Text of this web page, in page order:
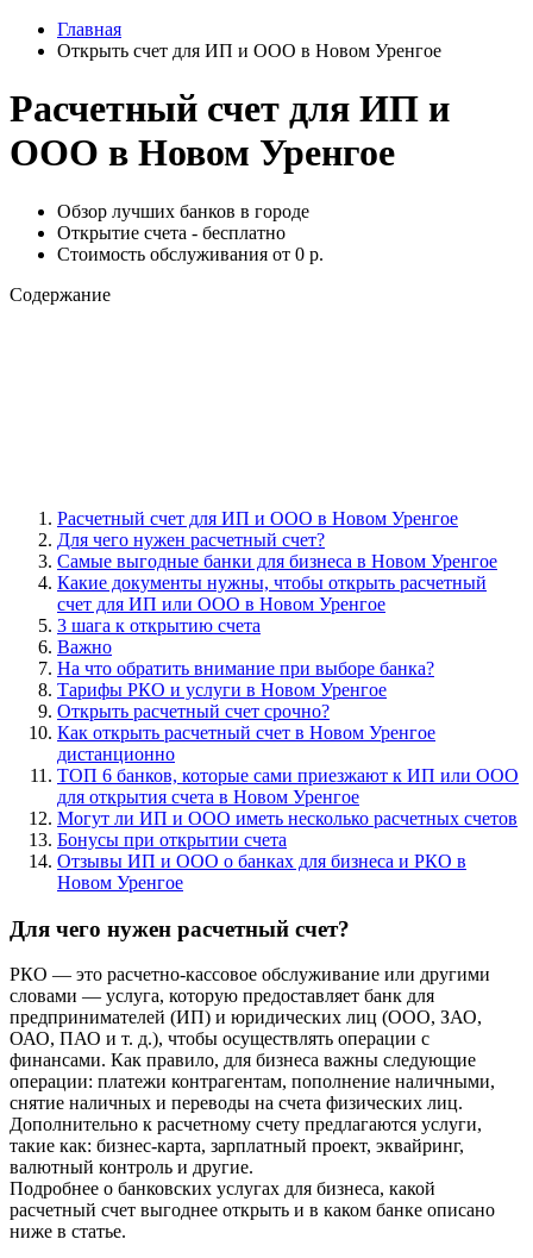
Главная
Открыть счет для ИП и ООО в Новом Уренгое
Расчетный счет для ИП и
ООО в Новом Уренгое
Обзор лучших банков в городе
Открытие счета - бесплатно
Стоимость обслуживания от 0 р.
Содержание
Расчетный счет для ИП и ООО в Новом Уренгое
Для чего нужен расчетный счет?
Самые выгодные банки для бизнеса в Новом Уренгое
Какие документы нужны, чтобы открыть расчетный
счет для ИП или ООО в Новом Уренгое
3 шага к открытию счета
Важно
На что обратить внимание при выборе банка?
Тарифы РКО и услуги в Новом Уренгое
Открыть расчетный счет срочно?
Как открыть расчетный счет в Новом Уренгое
дистанционно
ТОП 6 банков, которые сами приезжают к ИП или ООО
для открытия счета в Новом Уренгое
Могут ли ИП и ООО иметь несколько расчетных счетов
Бонусы при открытии счета
Отзывы ИП и ООО о банках для бизнеса и РКО в
Новом Уренгое
Для чего нужен расчетный счет?
РКО — это расчетно-кассовое обслуживание или другими
словами — услуга, которую предоставляет банк для
предпринимателей (ИП) и юридических лиц (ООО, ЗАО,
ОАО, ПАО и т. д.), чтобы осуществлять операции с
финансами. Как правило, для бизнеса важны следующие
операции: платежи контрагентам, пополнение наличными,
снятие наличных и переводы на счета физических лиц.
Дополнительно к расчетному счету предлагаются услуги,
такие как: бизнес-карта, зарплатный проект, эквайринг,
валютный контроль и другие.
Подробнее о банковских услугах для бизнеса, какой
расчетный счет выгоднее открыть и в каком банке описано
ниже в статье.